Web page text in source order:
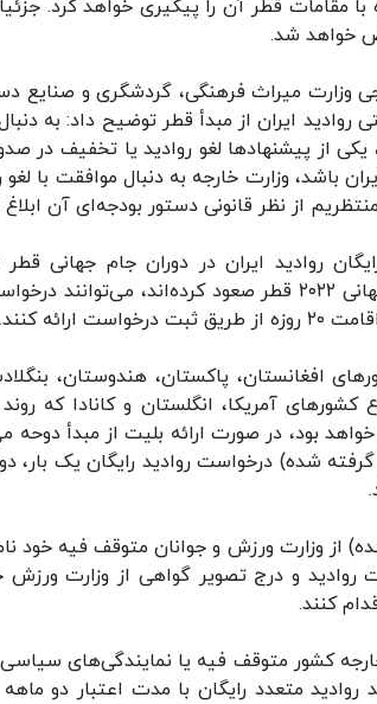
مقامات قطر آن را پیگیری خواهد کرد.
خواهد شد.
وزارت میراث فرهنگی، گردشگری و
از پیشنهادها لغو روادید یا تخفیف در
باشد، وزارت خارجه به دنبال موافقت با لغو
از نظر قانونی دستور بودجه‌ای آن
روادید ایران در دوران جام جهانی
کشورهایی که تیم‌های فوتبال آن‌ها به جام جهانی ۲۰۲۲ قطر صعود
کنند.
افغانستان، پاکستان، هندوستان،
آمریکا، انگلستان و کانادا که
بود، در صورت ارائه بلیت از مبدأ دوحه
شده) درخواست روادید رایگان یک‌ بار،
از وزارت ورزش و جوانان متوقف فیه خود
روادید و درج تصویر گواهی از وزارت
کنند.
کشور متوقف فیه یا نمایندگی‌های سیاسی